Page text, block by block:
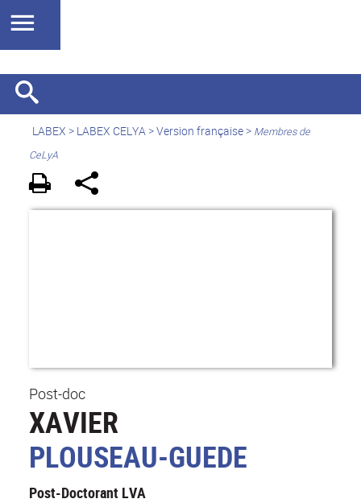
LABEX > LABEX CELYA>Version française> Membres de
CeLyA
Post-doc
XAVIER
PLOUSEAU-GUEDE
Post-Doctorant LVA